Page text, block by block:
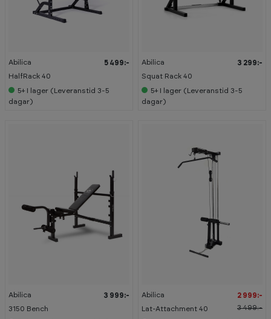
Abilica
HalfRack 40
5 499:-
5+ I lager (Leveranstid 3-5
dagar)
Abilica
Squat Rack 40
3 299:-
5+ I lager (Leveranstid 3-5
dagar)
Abilica
3150 Bench
3 999:-
Abilica
Lat-Attachment 40
2 999:-
3 499:-